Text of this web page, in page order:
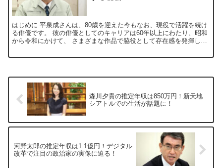
はじめに 平泉成さんは、80歳を迎えた今もなお、現役で活躍を続け
る俳優です。 彼の俳優としてのキャリアは60年以上にわたり、昭和
から令和にかけて、 さまざまな作品で脇役として存在感を発揮して
森川夕貴の推定年収は850万円！新天地
シアトルでの生活が話題に！
河野太郎の推定年収は1.1億円！デジタル
改革で注目の政治家の実像に迫る！